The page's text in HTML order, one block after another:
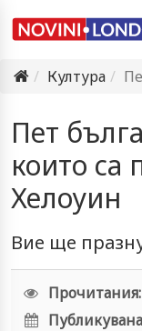
Култура
Пет
които са
Хелоуин
Вие ще
Прочитания: